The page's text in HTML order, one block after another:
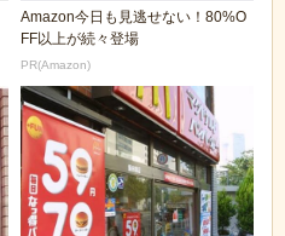
Amazon今日も見逃せない！80%O
FF以上が続々登場
PR(Amazon)